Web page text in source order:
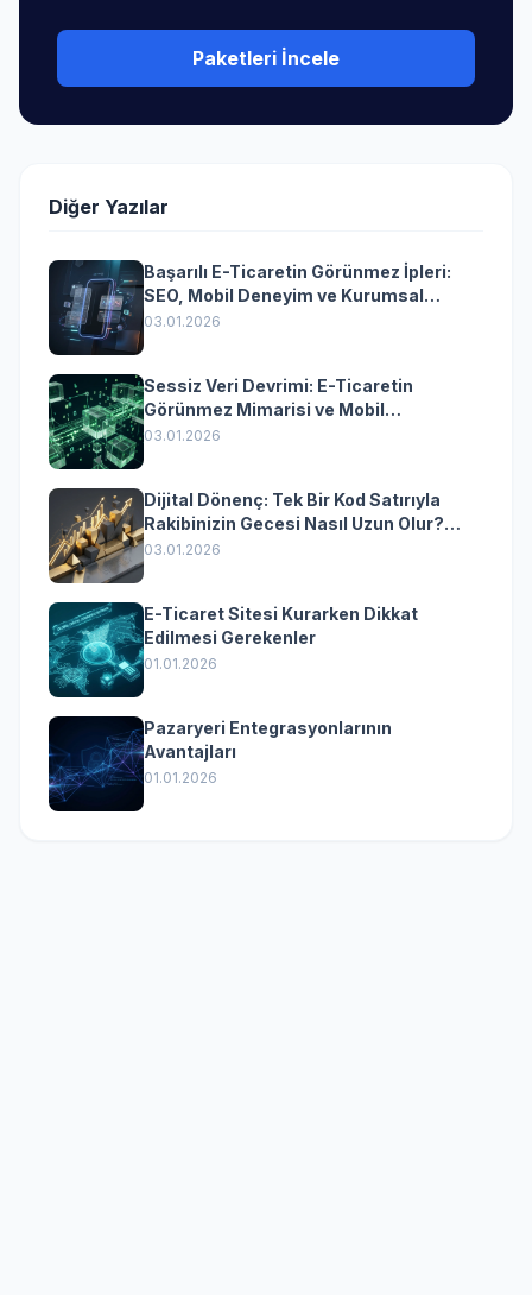
Paketleri İncele
Diğer Yazılar
Başarılı E-Ticaretin Görünmez İpleri:
SEO, Mobil Deneyim ve Kurumsal
Yazılımın Kazandıran Senkronizasyonu
03.01.2026
Sessiz Veri Devrimi: E-Ticaretin
Görünmez Mimarisi ve Mobil
Dönüşümün Kurumsal Anahtarı
03.01.2026
Dijital Dönenç: Tek Bir Kod Satırıyla
Rakibinizin Gecesi Nasıl Uzun Olur?
(Kurumsal Yazılımın Güçlü Rolü)
03.01.2026
E-Ticaret Sitesi Kurarken Dikkat
Edilmesi Gerekenler
01.01.2026
Pazaryeri Entegrasyonlarının
Avantajları
01.01.2026